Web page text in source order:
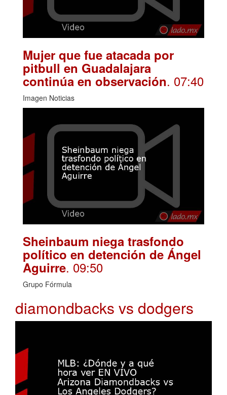
Mujer que fue atacada por
pitbull en Guadalajara
continúa en observación. 07:40
Imagen Noticias
Sheinbaum niega trasfondo
político en detención de Ángel
Aguirre. 09:50
Grupo Fórmula
diamondbacks vs dodgers